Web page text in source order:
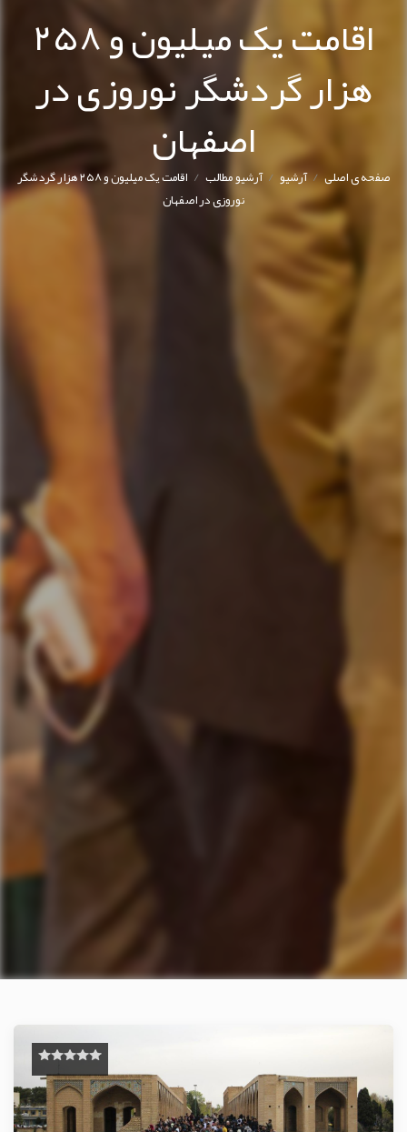
اقامت یک میلیون و ۲۵۸
هزار گردشگر نوروزی در
اصفهان
صفحه ی اصلی/آرشیو/ آرشیو مطالب/
اقامت یک میلیون و ۲۵۸ هزار گردشگر
نوروزی در اصفهان